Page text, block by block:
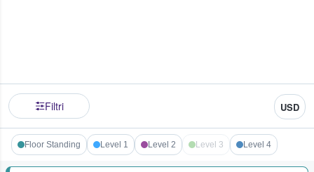
Filtri USD
Floor Standing Level 1 Level 2 Level 3 Level 4